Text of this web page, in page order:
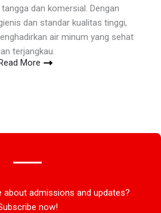
dan komersial. Dengan
dan standar kualitas tinggi,
air minum yang sehat
terjangkau.
More
about admissions and updates?
now!